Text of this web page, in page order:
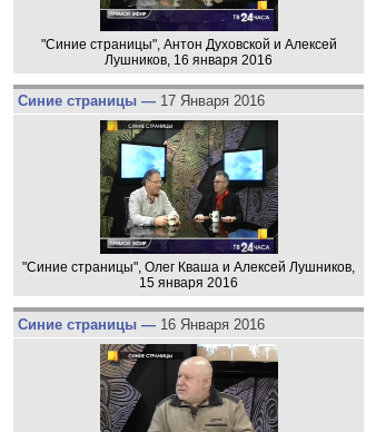
"Синие страницы", Антон Духовской и Алексей
Лушников, 16 января 2016
Синие страницы — 17 Января 2016
"Синие страницы", Олег Кваша и Алексей Лушников,
15 января 2016
Синие страницы — 16 Января 2016